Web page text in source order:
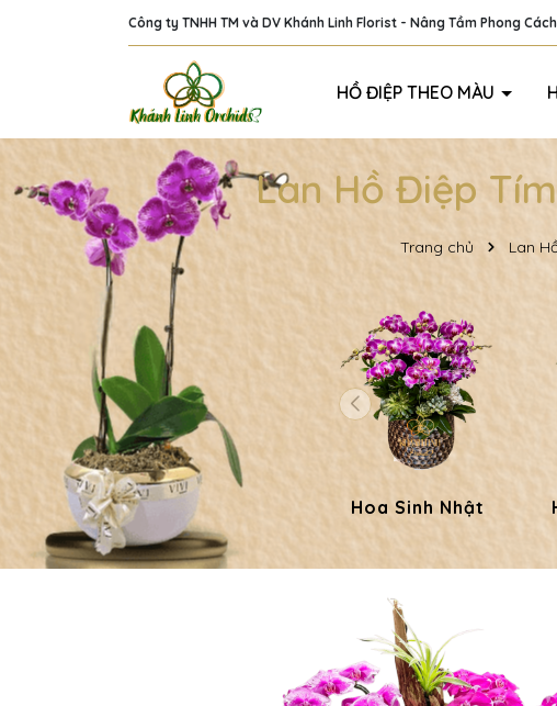
Công ty TNHH TM và DV Khánh Linh Florist - Nâng Tầm Phong
HỒ ĐIỆP THEO MÀU
Lan Hồ Điệp
Trang chủ Lan
Hoa Sinh Nhật